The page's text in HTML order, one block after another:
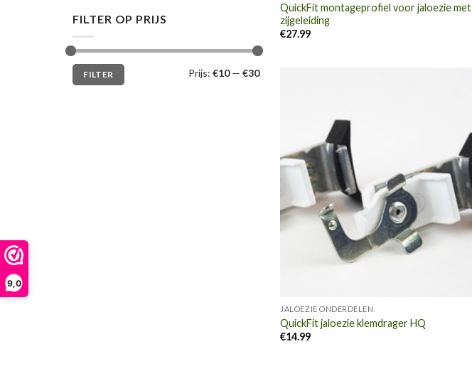
9,0
FILTER OP PRIJS
FILTER Prijs: €10— €30
QuickFit montageprofiel voor jaloezie met
zijgeleiding
€27.99
JALOEZIE ONDERDELEN
QuickFit jaloezie klemdrager HQ
€14.99